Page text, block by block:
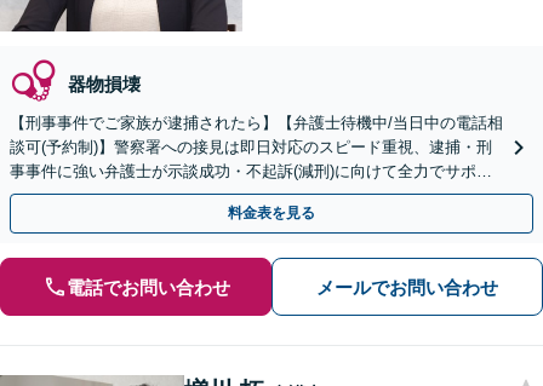
器物損壊
【刑事事件でご家族が逮捕されたら】【弁護士待機中/当日中の電話相
談可(予約制)】警察署への接見は即日対応のスピード重視、逮捕・刑
事事件に強い弁護士が示談成功・不起訴(減刑)に向けて全力でサポー
トします。【加害者側の相談専門】
料金表を見る
電話でお問い合わせ メールでお問い合わせ